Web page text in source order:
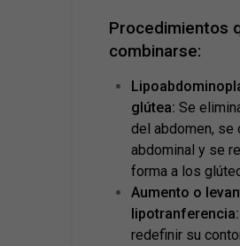
Procedimientos
combinarse:
glútea: Se
del abdomen,
abdominal y se
forma a los
Aumento o
lipotranferencia:
redefinir su